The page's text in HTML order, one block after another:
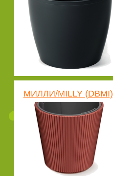
МИЛЛИ/MILLY (DBMI)